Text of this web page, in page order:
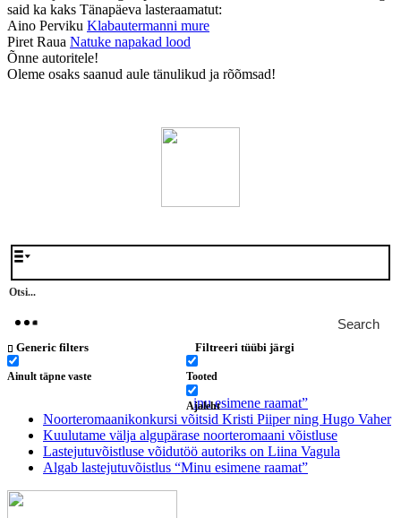
said ka kaks Tänapäeva lasteraamatut:
Aino Perviku Klabautermanni mure
Piret Raua Natuke napakad lood
Õnne autoritele!
Oleme osaks saanud aule tänulikud ja rõõmsad!
Search
Generic filters
Ainult täpne vaste
Filtreeri tüübi järgi
Tooted
Ajaleht
Värsked postitused
Algab lastejutuvõistlus “Minu esimene raamat”
Noorteromaanikonkursi võitsid Kristi Piiper ning Hugo Vaher
Kuulutame välja algupärase noorteromaani võistluse
Lastejutuvõistluse võidutöö autoriks on Liina Vagula
Algab lastejutuvõistlus “Minu esimene raamat”